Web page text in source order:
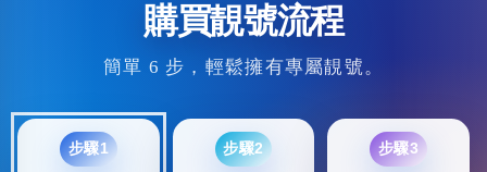
購買靚號流程
簡單 6 步，輕鬆擁有專屬靚號。
步驟1 步驟2 步驟3